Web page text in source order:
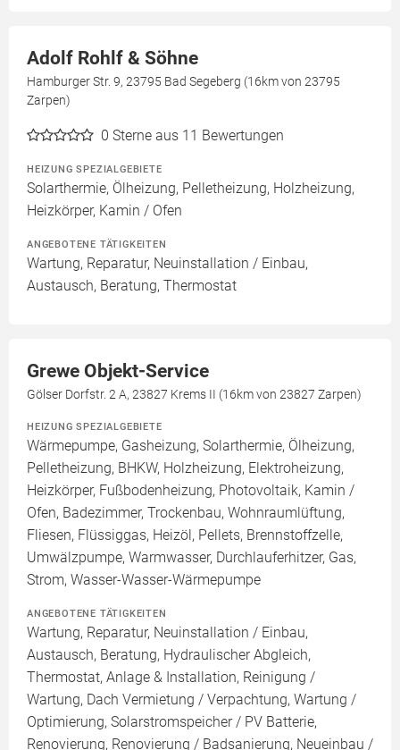
Adolf Rohlf & Söhne
Hamburger Str. 9, 23795 Bad Segeberg (16km von 23795
Zarpen)
0 Sterne aus 11 Bewertungen
HEIZUNG SPEZIALGEBIETE
Solarthermie, Ölheizung, Pelletheizung, Holzheizung,
Heizkörper, Kamin / Ofen
ANGEBOTENE TÄTIGKEITEN
Wartung, Reparatur, Neuinstallation / Einbau,
Austausch, Beratung, Thermostat
Grewe Objekt-Service
Gölser Dorfstr. 2 A, 23827 Krems II (16km von 23827 Zarpen)
HEIZUNG SPEZIALGEBIETE
Wärmepumpe, Gasheizung, Solarthermie, Ölheizung,
Pelletheizung, BHKW, Holzheizung, Elektroheizung,
Heizkörper, Fußbodenheizung, Photovoltaik, Kamin /
Ofen, Badezimmer, Trockenbau, Wohnraumlüftung,
Fliesen, Flüssiggas, Heizöl, Pellets, Brennstoffzelle,
Umwälzpumpe, Warmwasser, Durchlauferhitzer, Gas,
Strom, Wasser-Wasser-Wärmepumpe
ANGEBOTENE TÄTIGKEITEN
Wartung, Reparatur, Neuinstallation / Einbau,
Austausch, Beratung, Hydraulischer Abgleich,
Thermostat, Anlage & Installation, Reinigung /
Wartung, Dach Vermietung / Verpachtung, Wartung /
Optimierung, Solarstromspeicher / PV Batterie,
Renovierung, Renovierung / Badsanierung, Neueinbau /